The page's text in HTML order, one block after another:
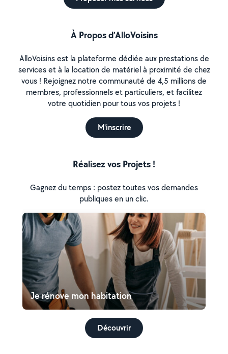
À Propos d’AlloVoisins
AlloVoisins est la plateforme dédiée aux prestations de
services et à la location de matériel à proximité de chez
vous ! Rejoignez notre communauté de 4,5 millions de
membres, professionnels et particuliers, et facilitez
votre quotidien pour tous vos projets !
M'inscrire
Réalisez vos Projets !
Gagnez du temps : postez toutes vos demandes
publiques en un clic.
Je rénove mon habitation
Découvrir